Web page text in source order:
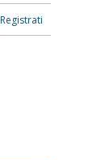
Registrati